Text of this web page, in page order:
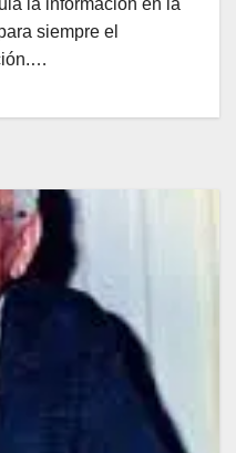
la información en la
siempre el